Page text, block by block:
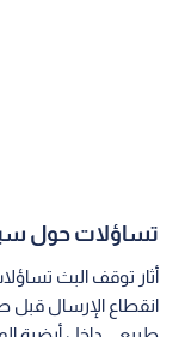
تساؤلات حول
أثار توقف البث
انقطاع الإرسال قبل